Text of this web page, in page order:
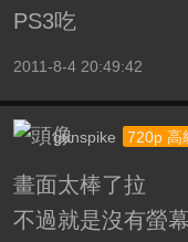
PS3吃
2011-8-4 20:49:42
gunspike 720p 高
畫面太棒了拉
不過就是沒有螢幕